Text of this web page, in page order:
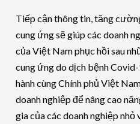
Tiếp cận thông tin, tăng
cung ứng sẽ giúp các doanh
của Việt Nam phục hồi sau
cung ứng do dịch bệnh
hành cùng Chính phủ Việt
doanh nghiệp để nâng cao
gia của các doanh nghiệp